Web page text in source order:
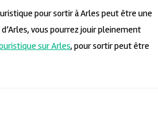
pour sortir à Arles peut être une
vous pourrez jouir pleinement
sur Arles, pour sortir peut être